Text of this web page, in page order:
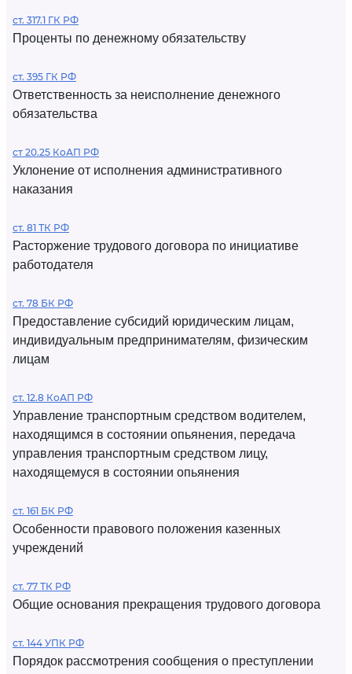
ст. 317.1 ГК РФ
Проценты по денежному обязательству
ст. 395 ГК РФ
Ответственность за неисполнение денежного
обязательства
ст 20.25 КоАП РФ
Уклонение от исполнения административного
наказания
ст. 81 ТК РФ
Расторжение трудового договора по инициативе
работодателя
ст. 78 БК РФ
Предоставление субсидий юридическим лицам,
индивидуальным предпринимателям, физическим
лицам
ст. 12.8 КоАП РФ
Управление транспортным средством водителем,
находящимся в состоянии опьянения, передача
управления транспортным средством лицу,
находящемуся в состоянии опьянения
ст. 161 БК РФ
Особенности правового положения казенных
учреждений
ст. 77 ТК РФ
Общие основания прекращения трудового договора
ст. 144 УПК РФ
Порядок рассмотрения сообщения о преступлении